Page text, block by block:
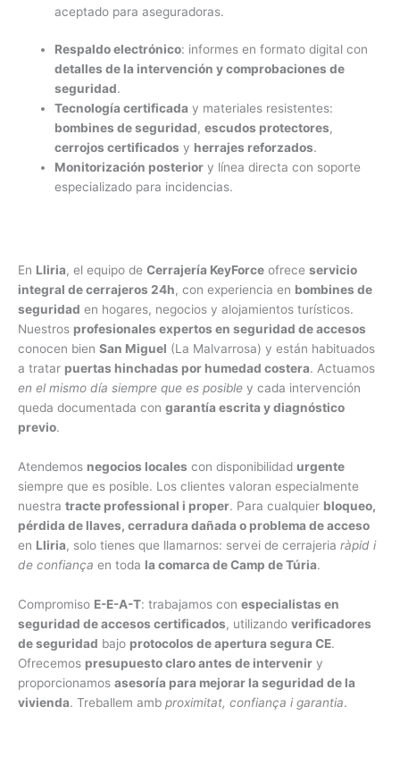
aceptado para aseguradoras.
Respaldo electrónico: informes en formato digital con
detalles de la intervención y comprobaciones de
seguridad.
Tecnología certificada y materiales resistentes:
bombines de seguridad,escudos protectores,
cerrojos certificados y herrajes reforzados.
Monitorización posterior y línea directa con soporte
especializado para incidencias.
En Lliria, el equipo de Cerrajería KeyForce ofrece servicio
integral de cerrajeros 24h, con experiencia en bombines de
seguridad en hogares, negocios y alojamientos turísticos.
Nuestros profesionales expertos en seguridad de accesos
conocen bien San Miguel (La Malvarrosa) y están habituados
a tratar puertas hinchadas por humedad costera. Actuamos
en el mismo día siempre que es posible y cada intervención
queda documentada con garantía escrita y diagnóstico
previo.
Atendemos negocios locales con disponibilidad urgente
siempre que es posible. Los clientes valoran especialmente
nuestra tracte professional i proper. Para cualquier bloqueo,
pérdida de llaves, cerradura dañada o problema de acceso
en Lliria, solo tienes que llamarnos: servei de cerrajeria ràpid i
de confiança en toda la comarca de Camp de Túria.
Compromiso E-E-A-T: trabajamos con especialistas en
seguridad de accesos certificados, utilizando verificadores
de seguridad bajo protocolos de apertura segura CE.
Ofrecemos presupuesto claro antes de intervenir y
proporcionamos asesoría para mejorar la seguridad de la
vivienda. Treballem amb proximitat, confiança i garantia.